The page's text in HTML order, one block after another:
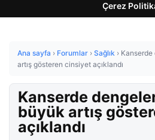
Çerez
Ana sayfa › Forumlar › Sağlık › Kanserde
artış gösteren cinsiyet açıklandı
Kanserde
büyük artış
açıklandı